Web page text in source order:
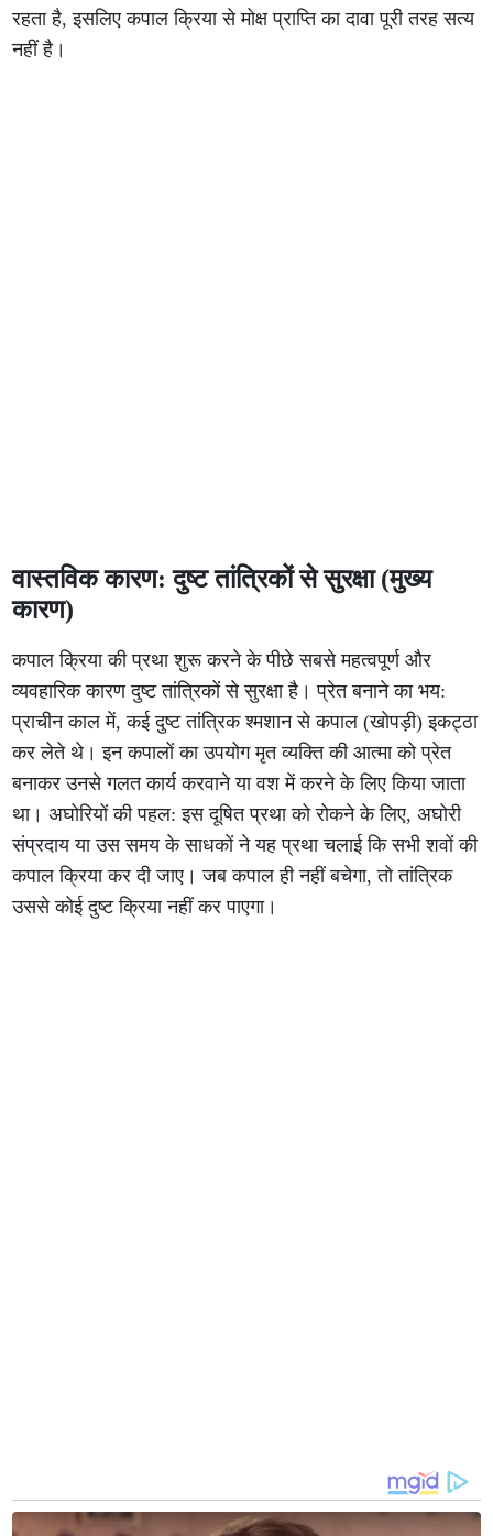
रहता है, इसलिए कपाल क्रिया से मोक्ष प्राप्ति का दावा पूरी तरह सत्य
नहीं है।
वास्तविक कारण: दुष्ट तांत्रिकों से सुरक्षा (मुख्य
कारण)
कपाल क्रिया की प्रथा शुरू करने के पीछे सबसे महत्वपूर्ण और
व्यवहारिक कारण दुष्ट तांत्रिकों से सुरक्षा है। प्रेत बनाने का भय:
प्राचीन काल में, कई दुष्ट तांत्रिक श्मशान से कपाल (खोपड़ी) इकट्ठा
कर लेते थे। इन कपालों का उपयोग मृत व्यक्ति की आत्मा को प्रेत
बनाकर उनसे गलत कार्य करवाने या वश में करने के लिए किया जाता
था। अघोरियों की पहल: इस दूषित प्रथा को रोकने के लिए, अघोरी
संप्रदाय या उस समय के साधकों ने यह प्रथा चलाई कि सभी शवों की
कपाल क्रिया कर दी जाए। जब कपाल ही नहीं बचेगा, तो तांत्रिक
उससे कोई दुष्ट क्रिया नहीं कर पाएगा।